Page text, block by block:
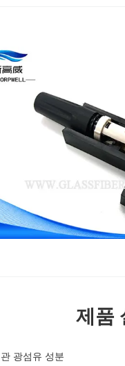
제품
광섬유 성분